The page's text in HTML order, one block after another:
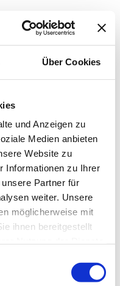
Über Cookies
und Anzeigen zu
Medien anbieten
Website zu
Informationen zu Ihrer
Partner für
weiter. Unsere
möglicherweise mit
ihnen bereitgestellt
for more